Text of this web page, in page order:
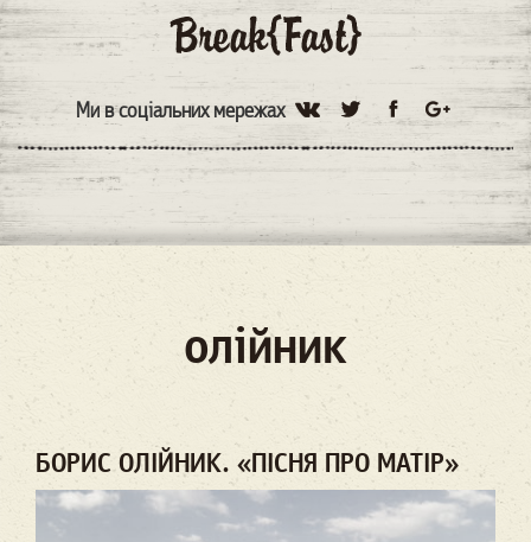
Ми в соціальних мережах
олійник
БОРИС ОЛІЙНИК. «ПІСНЯ ПРО МАТІР»